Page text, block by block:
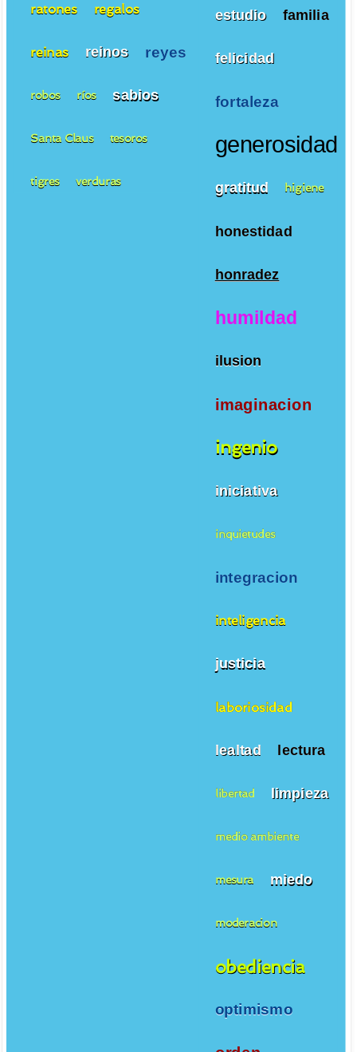
estudio familia
felicidad
fortaleza
generosidad
gratitud higiene
honestidad
honradez
humildad
ilusion
imaginacion
ingenio
iniciativa
inquietudes
integracion
inteligencia
justicia
laboriosidad
lealtad lectura
libertad limpieza
medio ambiente
mesura miedo
moderacion
obediencia
optimismo
ratones regalos
reinas reinos reyes
robos ríos sabios
Santa Claus tesoros
tigres verduras